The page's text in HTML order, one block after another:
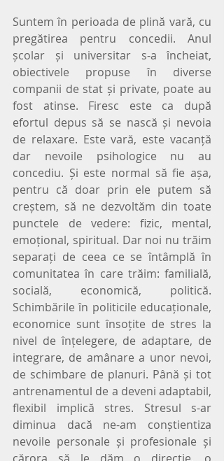
Suntem în perioada de plină vară, cu
pregătirea pentru concedii. Anul
școlar și universitar s-a încheiat,
obiectivele propuse în diverse
companii de stat și private, poate au
fost atinse. Firesc este ca după
efortul depus să se nască și nevoia
de relaxare. Este vară, este vacanță
dar nevoile psihologice nu au
concediu. Și este normal să fie așa,
pentru că doar prin ele putem să
creștem, să ne dezvoltăm din toate
punctele de vedere: fizic, mental,
emoțional, spiritual. Dar noi nu trăim
separați de ceea ce se întâmplă în
comunitatea în care trăim: familială,
socială, economică, politică.
Schimbările în politicile educaționale,
economice sunt însoțite de stres la
nivel de înțelegere, de adaptare, de
integrare, de amânare a unor nevoi,
de schimbare de planuri. Până și tot
antrenamentul de a deveni adaptabil,
flexibil implică stres. Stresul s-ar
diminua dacă ne-am conștientiza
nevoile personale și profesionale și